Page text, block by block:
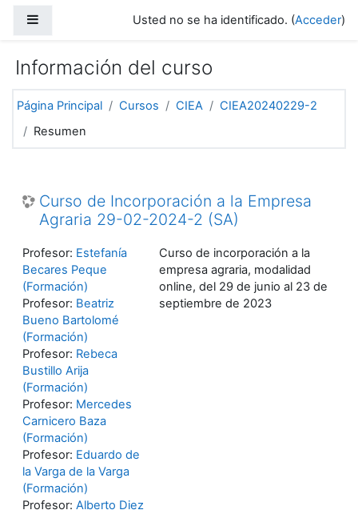
Usted no se ha identificado. (Acceder)
Información del curso
Página Principal Cursos CIEA
CIEA20240229-2
Resumen
Curso de Incorporación a la Empresa
Agraria 29-02-2024-2 (SA)
Curso de incorporación a la
empresa agraria, modalidad
online, del 29 de junio al 23 de
septiembre de 2023
Profesor: Estefanía
Becares Peque
(Formación)
Profesor: Beatriz
Bueno Bartolomé
(Formación)
Profesor: Rebeca
Bustillo Arija
(Formación)
Profesor: Mercedes
Carnicero Baza
(Formación)
Profesor: Eduardo de
la Varga de la Varga
(Formación)
Profesor: Alberto Diez